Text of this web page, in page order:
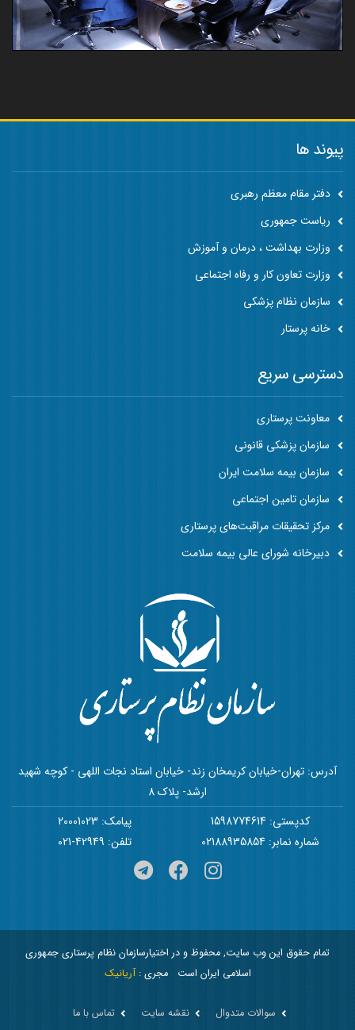
پیوند ها
دفتر مقام معظم رهبری
ریاست جمهوری
وزارت بهداشت ، درمان و آموزش
وزارت تعاون کار و رفاه اجتماعی
سازمان نظام پزشکی
خانه پرستار
آدرس: تهران-خیابان کریمخان زند- خیابان استاد نجات اللهی - کوچه شهید
ارشد- پلاک 8
کدپستی: 1598774614
پیامک: 20001023
شماره نمابر: 02188935854
تلفن: 42949-021
دسترسی سریع
معاونت پرستاری
سازمان پزشکی قانونی
سازمان بیمه سلامت ایران
سازمان تامین اجتماعی
مرکز تحقیقات مراقبت‌های پرستاری
دبیرخانه شورای عالی بیمه سلامت
تمام حقوق این وب سایت, محفوظ و در اختیارسازمان نظام پرستاری جمهوری
اسلامی ایران است
مجری :آریانیک
سوالات متدوال نقشه سایت تماس با ما